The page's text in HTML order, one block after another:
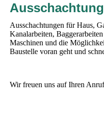
Ausschachtung
Ausschachtungen für Haus,
Kanalarbeiten,
Maschinen und die
Baustelle voran geht und
Wir freuen uns auf Ihren